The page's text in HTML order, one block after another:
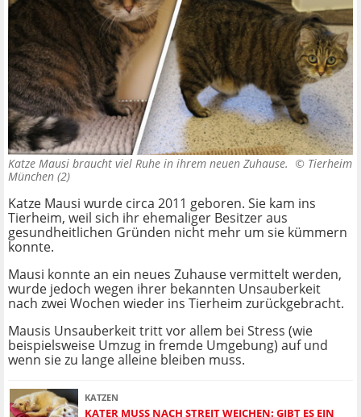
Katze Mausi braucht viel Ruhe in ihrem neuen Zuhause. © Tierheim
München (2)
Katze Mausi wurde circa 2011 geboren. Sie kam ins
Tierheim, weil sich ihr ehemaliger Besitzer aus
gesundheitlichen Gründen nicht mehr um sie kümmern
konnte.
Mausi konnte an ein neues Zuhause vermittelt werden,
wurde jedoch wegen ihrer bekannten Unsauberkeit
nach zwei Wochen wieder ins Tierheim zurückgebracht.
Mausis Unsauberkeit tritt vor allem bei Stress (wie
beispielsweise Umzug in fremde Umgebung) auf und
wenn sie zu lange alleine bleiben muss.
KATZEN
KATER MUSS NACH STREIT WEICHEN: GIBT ES EIN